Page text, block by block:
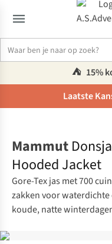
⛺️ 15%
Laatste
Mammut
Hooded Jacket
Gore-Tex jas met 700
zakken voor
koude, natte